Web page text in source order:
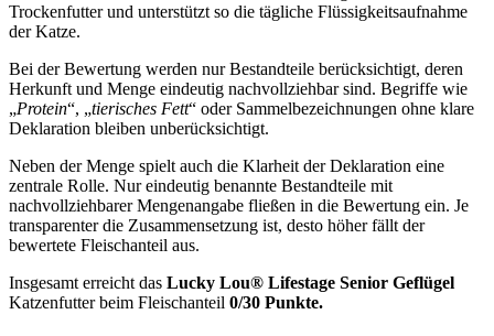
Trockenfutter und unterstützt so die tägliche Flüssigkeitsaufnahme
der Katze.
Bei der Bewertung werden nur Bestandteile berücksichtigt, deren
Herkunft und Menge eindeutig nachvollziehbar sind. Begriffe wie
„Protein“, „tierisches Fett“ oder Sammelbezeichnungen ohne klare
Deklaration bleiben unberücksichtigt.
Neben der Menge spielt auch die Klarheit der Deklaration eine
zentrale Rolle. Nur eindeutig benannte Bestandteile mit
nachvollziehbarer Mengenangabe fließen in die Bewertung ein. Je
transparenter die Zusammensetzung ist, desto höher fällt der
bewertete Fleischanteil aus.
Insgesamt erreicht das Lucky Lou® Lifestage Senior Geflügel
Katzenfutterbeim Fleischanteil 0/30 Punkte.